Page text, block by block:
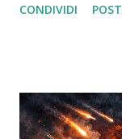
luogo incantato
all'epoca in cui il
Oggi cercheremo
CONDIVIDI